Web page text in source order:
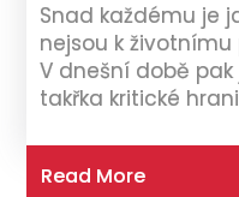
Snad každému je
nejsou k
V dnešní době
takřka kritické
Read More